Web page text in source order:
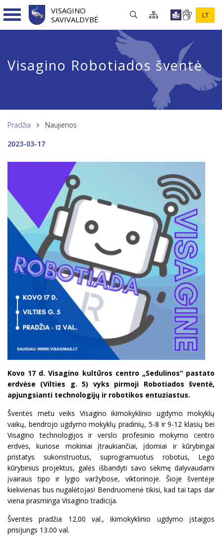
VISAGINO
SAVIVALDYBĖ
LT
Visagino Robotiados šventė
Pradžia
Naujienos
2023-03-17
Kovo 17 d. Visagino kultūros centro „Sedulinos“ pastato
erdvėse (Vilties g. 5) vyks pirmoji Robotiados šventė,
apjungsianti technologijų ir robotikos entuziastus.
Šventės metu veiks Visagino ikimokyklinio ugdymo mokyklų
vaikų, bendrojo ugdymo mokyklų pradinių, 5-8 ir 9-12 klasių bei
Visagino technologijos ir verslo profesinio mokymo centro
erdvės, kuriose mokiniai įtraukiančiai, įdomiai ir kūrybingai
pristatys sukonstruotus, suprogramuotus robotus, Lego
kūrybinius projektus, galės išbandyti savo sėkmę dalyvaudami
įvairaus tipo ir lygio varžybose, viktorinoje. Šioje šventėje
kiekvienas bus nugalėtojas! Bendruomenė tikisi, kad tai taps dar
viena prasminga Visagino tradicija.
Šventės pradžia 12.00 val., ikimokyklinio ugdymo įstaigos
prisijungs 13.00 val.